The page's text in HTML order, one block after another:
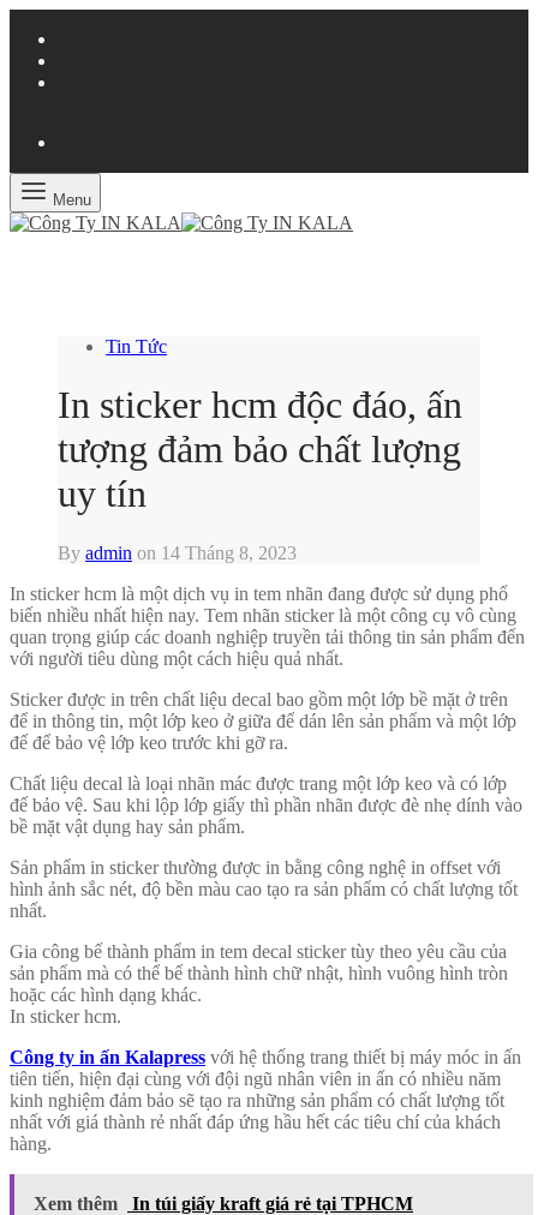
Menu
Tin Tức
In sticker hcm độc đáo, ấn
tượng đảm bảo chất lượng
uy tín
By admin on 14 Tháng 8, 2023
In sticker hcm là một dịch vụ in tem nhãn đang được sử dụng phổ
biến nhiều nhất hiện nay. Tem nhãn sticker là một công cụ vô cùng
quan trọng giúp các doanh nghiệp truyền tải thông tin sản phẩm đến
với người tiêu dùng một cách hiệu quả nhất.
Sticker được in trên chất liệu decal bao gồm một lớp bề mặt ở trên
để in thông tin, một lớp keo ở giữa để dán lên sản phẩm và một lớp
đế để bảo vệ lớp keo trước khi gỡ ra.
Chất liệu decal là loại nhãn mác được trang một lớp keo và có lớp
đế bảo vệ. Sau khi lộp lớp giấy thì phần nhãn được đè nhẹ dính vào
bề mặt vật dụng hay sản phẩm.
Sản phẩm in sticker thường được in bằng công nghệ in offset với
hình ảnh sắc nét, độ bền màu cao tạo ra sản phẩm có chất lượng tốt
nhất.
Gia công bế thành phẩm in tem decal sticker tùy theo yêu cầu của
sản phẩm mà có thể bế thành hình chữ nhật, hình vuông hình tròn
hoặc các hình dạng khác.
In sticker hcm.
Công ty in ấn Kalapress với hệ thống trang thiết bị máy móc in ấn
tiên tiến, hiện đại cùng với đội ngũ nhân viên in ấn có nhiều năm
kinh nghiệm đảm bảo sẽ tạo ra những sản phẩm có chất lượng tốt
nhất với giá thành rẻ nhất đáp ứng hầu hết các tiêu chí của khách
hàng.
Xem thêm In túi giấy kraft giá rẻ tại TPHCM